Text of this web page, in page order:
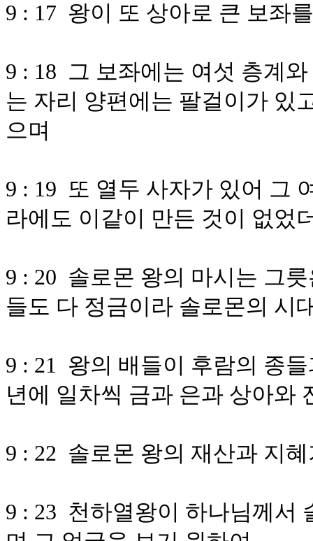
9 : 17 왕이 또 상아로 큰 보좌
9 : 18 그 보좌에는 여섯 층계
는 자리 양편에는 팔걸이가 있
으며
9 : 19 또 열두 사자가 있어 그
라에도 이같이 만든 것이 없었
9 : 20 솔로몬 왕의 마시는 그
들도 다 정금이라 솔로몬의 시
9 : 21 왕의 배들이 후람의 종
년에 일차씩 금과 은과 상아와
9 : 22 솔로몬 왕의 재산과 지
9 : 23 천하열왕이 하나님께서